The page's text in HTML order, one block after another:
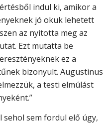
indul ki, amikor a
jó okuk lehetett
az nyitotta meg az
Ezt mutatta be
ez a
bizonyult. Augustinus
a testi elmúlást
sehol sem fordul elő úgy,